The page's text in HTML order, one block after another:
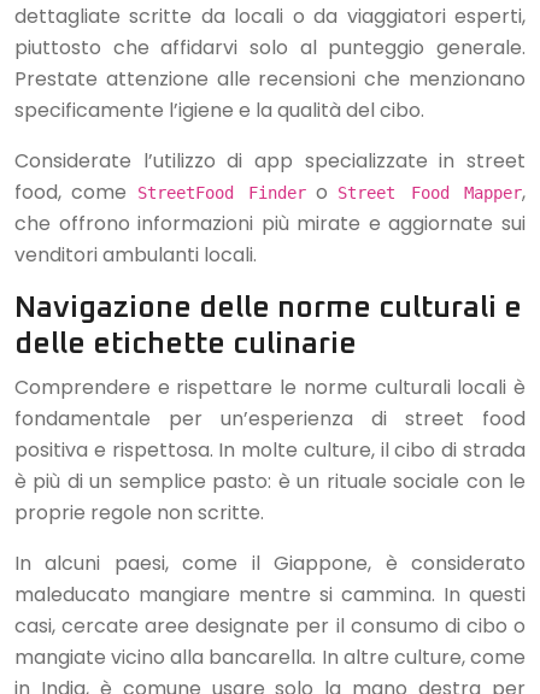
dettagliate scritte da locali o da viaggiatori esperti,
piuttosto che affidarvi solo al punteggio generale.
Prestate attenzione alle recensioni che menzionano
specificamente l’igiene e la qualità del cibo.
Considerate l’utilizzo di app specializzate in street
food, come
StreetFood Findero Street Food Mapper,
che offrono informazioni più mirate e aggiornate sui
venditori ambulanti locali.
Navigazione delle norme culturali e
delle etichette culinarie
Comprendere e rispettare le norme culturali locali è
fondamentale per un’esperienza di street food
positiva e rispettosa. In molte culture, il cibo di strada
è più di un semplice pasto: è un rituale sociale con le
proprie regole non scritte.
In alcuni paesi, come il Giappone, è considerato
maleducato mangiare mentre si cammina. In questi
casi, cercate aree designate per il consumo di cibo o
mangiate vicino alla bancarella. In altre culture, come
in India, è comune usare solo la mano destra per